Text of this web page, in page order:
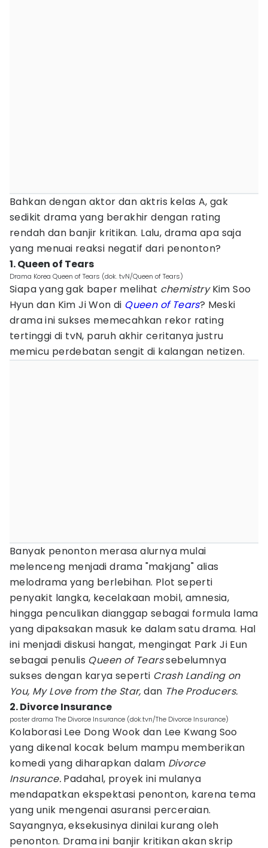
Bahkan dengan aktor dan aktris kelas A, gak
sedikit drama yang berakhir dengan rating
rendah dan banjir kritikan. Lalu, drama apa saja
yang menuai reaksi negatif dari penonton?
1. Queen of Tears
Drama Korea Queen of Tears (dok. tvN/Queen of Tears)
Siapa yang gak baper melihat chemistryKim Soo
Hyun dan Kim Ji Won di Queen of Tears? Meski
drama ini sukses memecahkan rekor rating
tertinggi di tvN, paruh akhir ceritanya justru
memicu perdebatan sengit di kalangan netizen.
Banyak penonton merasa alurnya mulai
melenceng menjadi drama "makjang" alias
melodrama yang berlebihan. Plot seperti
penyakit langka, kecelakaan mobil, amnesia,
hingga penculikan dianggap sebagai formula lama
yang dipaksakan masuk ke dalam satu drama. Hal
ini menjadi diskusi hangat, mengingat Park Ji Eun
sebagai penulis Queen of Tearssebelumnya
sukses dengan karya seperti Crash Landing on
You, My Love from the Star,dan The Producers.
2. Divorce Insurance
poster drama The Divorce Insurance (dok.tvn/The Divorce Insurance)
Kolaborasi Lee Dong Wook dan Lee Kwang Soo
yang dikenal kocak belum mampu memberikan
komedi yang diharapkan dalam Divorce
Insurance. Padahal, proyek ini mulanya
mendapatkan ekspektasi penonton, karena tema
yang unik mengenai asuransi perceraian.
Sayangnya, eksekusinya dinilai kurang oleh
penonton. Drama ini banjir kritikan akan skrip